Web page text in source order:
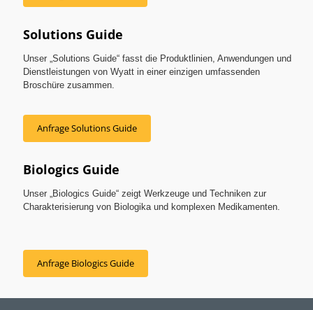
Solutions Guide
Unser „Solutions Guide“ fasst die Produktlinien, Anwendungen und
Dienstleistungen von Wyatt in einer einzigen umfassenden
Broschüre zusammen.
Anfrage Solutions Guide
Biologics Guide
Unser „Biologics Guide“ zeigt Werkzeuge und Techniken zur
Charakterisierung von Biologika und komplexen Medikamenten.
Anfrage Biologics Guide